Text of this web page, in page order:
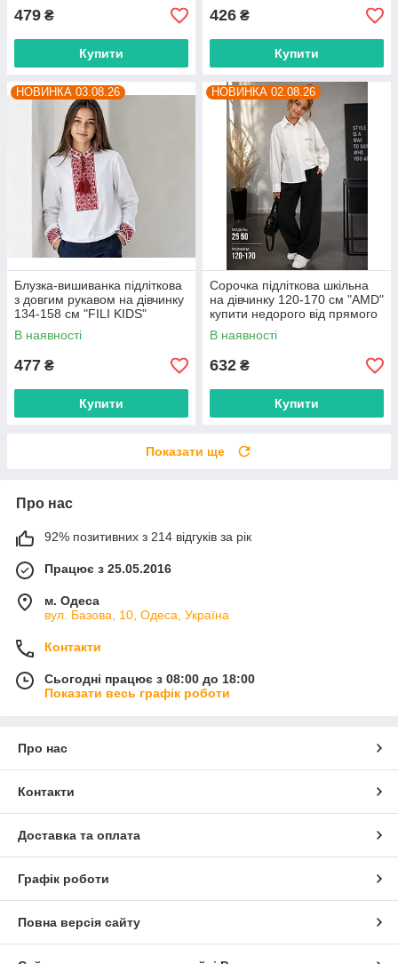
479 ₴
Купити
426 ₴
Купити
НОВИНКА 03.08.26
Блузка-вишиванка підліткова
з довгим рукавом на дівчинку
134-158 см "FILI KIDS"
недорого від прямого
постачальника
В наявності
477 ₴
Купити
НОВИНКА 02.08.26
Сорочка підліткова шкільна
на дівчинку 120-170 см "AMD"
купити недорого від прямого
постачальника
В наявності
632 ₴
Купити
Показати ще
Про нас
92% позитивних з 214 відгуків за рік
Працює з 25.05.2016
м. Одеса
вул. Базова, 10, Одеса, Україна
Контакти
Сьогодні працює з 08:00 до 18:00
Показати весь графік роботи
Про нас
Контакти
Доставка та оплата
Графік роботи
Повна версія сайту